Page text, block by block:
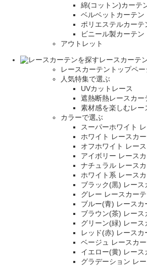
綿(コットン)カーテ
ベルベットカーテン
ポリエステルカーテ
ビニール製カーテン
アウトレット
レースカーテ
レースカーテントップペー
人気特集で選ぶ
UVカットレース
遮熱断熱レースカー
素材感を楽しむレー
カラーで選ぶ
スーパーホワイト
ホワイト レースカ
オフホワイト レー
アイボリー レース
ナチュラル レース
ホワイト系 レース
ブラック(黒) レース
グレー レースカー
ブルー(青) レースカ
ブラウン(茶) レース
グリーン(緑) レース
レッド(赤) レースカ
ベージュ レースカ
イエロー(黄) レース
グラデーション レ